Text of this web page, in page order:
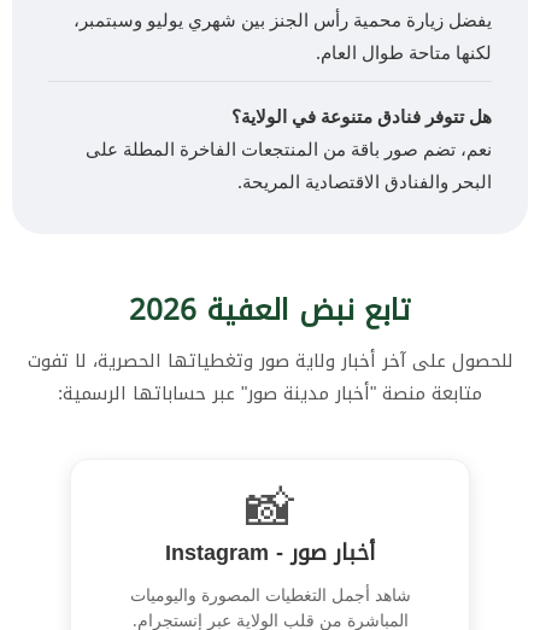
يفضل زيارة محمية رأس الجنز بين شهري يوليو وسبتمبر،
لكنها متاحة طوال العام.
هل تتوفر فنادق متنوعة في الولاية؟
نعم، تضم صور باقة من المنتجعات الفاخرة المطلة على
البحر والفنادق الاقتصادية المريحة.
تابع نبض العفية 2026
للحصول على آخر أخبار ولاية صور وتغطياتها الحصرية، لا تفوت
متابعة منصة "أخبار مدينة صور" عبر حساباتها الرسمية:
📸
أخبار صور - Instagram
شاهد أجمل التغطيات المصورة واليوميات
المباشرة من قلب الولاية عبر إنستجرام.